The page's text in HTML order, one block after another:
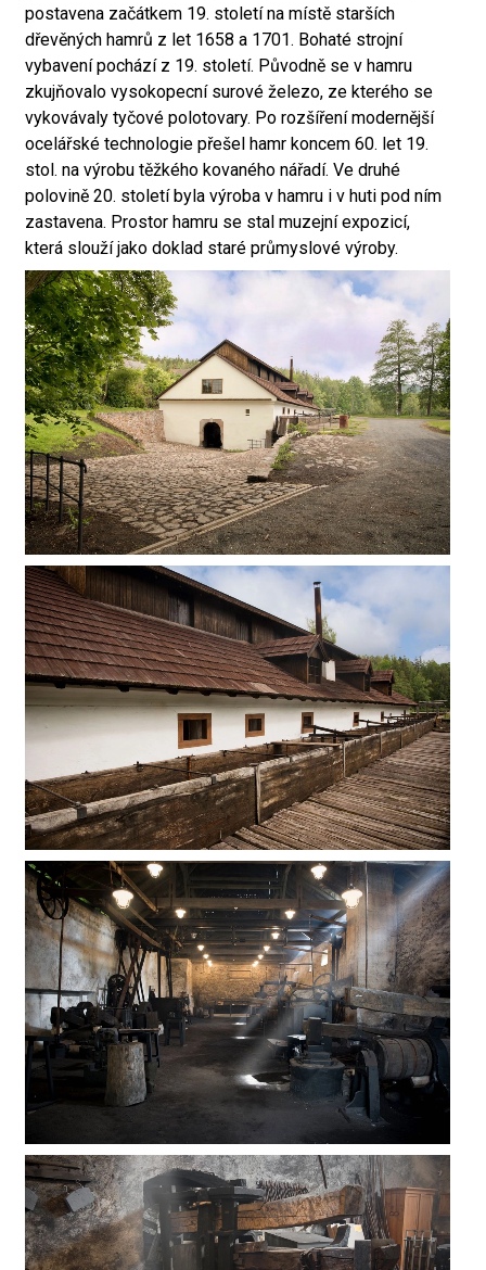
postavena začátkem 19. století na místě starších
dřevěných hamrů z let 1658 a 1701. Bohaté strojní
vybavení pochází z 19. století. Původně se v hamru
zkujňovalo vysokopecní surové železo, ze kterého se
vykovávaly tyčové polotovary. Po rozšíření modernější
ocelářské technologie přešel hamr koncem 60. let 19.
stol. na výrobu těžkého kovaného nářadí. Ve druhé
polovině 20. století byla výroba v hamru i v huti pod ním
zastavena. Prostor hamru se stal muzejní expozicí,
která slouží jako doklad staré průmyslové výroby.